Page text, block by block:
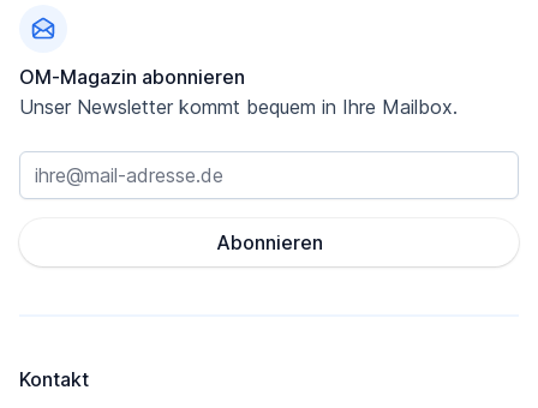
OM-Magazin abonnieren
Unser Newsletter kommt bequem in Ihre Mailbox.
Abonnieren
Kontakt